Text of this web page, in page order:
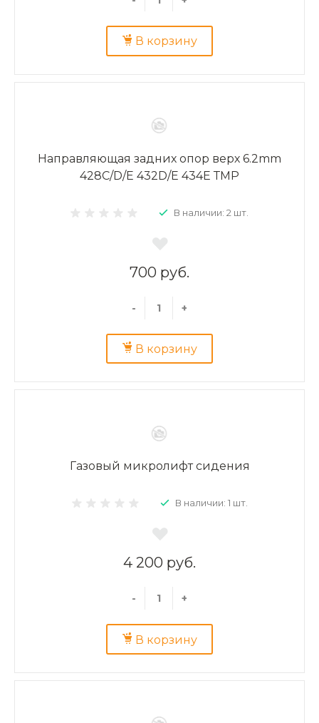
В корзину
Направляющая задних опор верх 6.2mm
428C/D/E 432D/E 434E ТМР
В наличии: 2 шт.
700 руб.
- +
В корзину
Газовый микролифт сидения
В наличии: 1 шт.
4 200 руб.
- +
В корзину